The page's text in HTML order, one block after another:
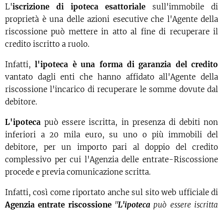
L'iscrizione di ipoteca esattorialesull'immobile di
proprietà è una delle azioni esecutive che l'Agente della
riscossione può mettere in atto al fine di recuperare il
credito iscritto a ruolo.
Infatti,l'ipoteca è una forma di garanzia del credito
vantato dagli enti che hanno affidato all'Agente della
riscossione l'incarico di recuperare le somme dovute dal
debitore.
L'ipoteca può essere iscritta, in presenza di debiti non
inferiori a 20 mila euro, su uno o più immobili del
debitore, per un importo pari al doppio del credito
complessivo per cui l'Agenzia delle entrate-Riscossione
procede e previa comunicazione scritta.
Infatti, così come riportato anche sul sito web ufficiale di
Agenzia entrate riscossione "L'ipoteca può essere iscritta